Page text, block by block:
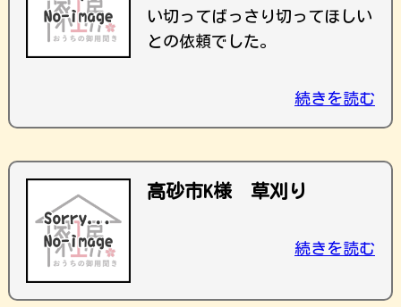
い切ってばっさり切ってほしい
との依頼でした。
続きを読む
高砂市K様 草刈り
続きを読む